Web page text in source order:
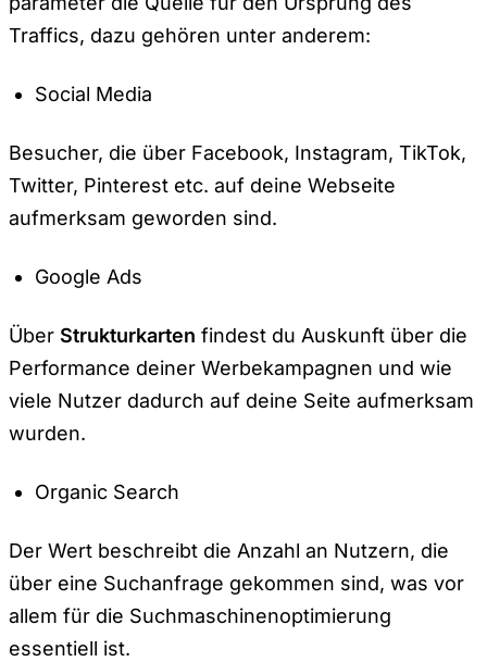
Traffics, dazu gehören unter anderem:
Social Media
Besucher, die über Facebook, Instagram, TikTok,
Twitter, Pinterest etc. auf deine Webseite
aufmerksam geworden sind.
Google Ads
Über Strukturkarten findest du Auskunft über die
Performance deiner Werbekampagnen und wie
viele Nutzer dadurch auf deine Seite aufmerksam
wurden.
Organic Search
Der Wert beschreibt die Anzahl an Nutzern, die
über eine Suchanfrage gekommen sind, was vor
allem für die Suchmaschinenoptimierung
essentiell ist.